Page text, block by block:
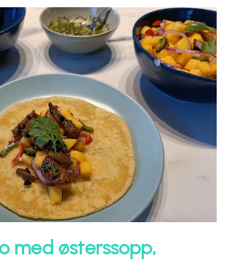
med østerssopp,